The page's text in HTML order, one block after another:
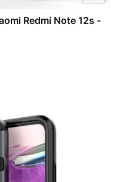
Redmi Note 12s -